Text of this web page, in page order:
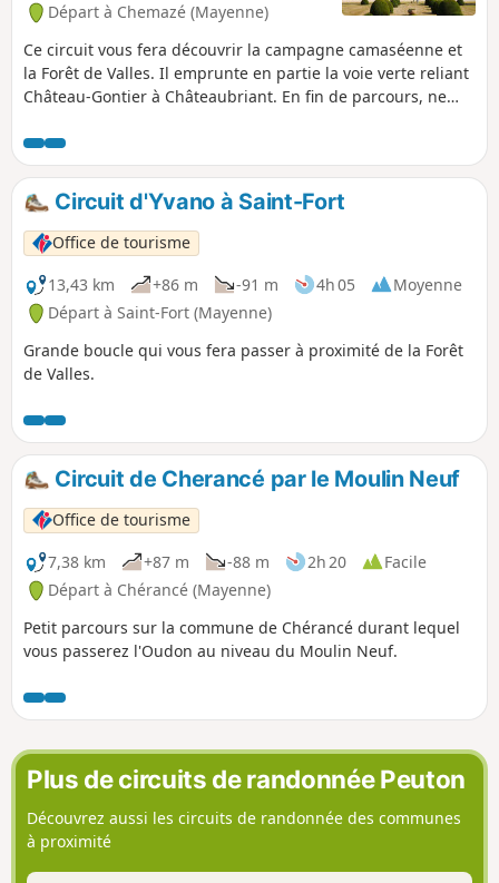
Départ à Chemazé (Mayenne)
Ce circuit vous fera découvrir la campagne camaséenne et
la Forêt de Valles. Il emprunte en partie la voie verte reliant
Château-Gontier à Châteaubriant. En fin de parcours, ne
Circuit d'Yvano à Saint-Fort
Office de tourisme
13,43 km
+86 m -91 m 4h 05
Moyenne
Départ à Saint-Fort (Mayenne)
Grande boucle qui vous fera passer à proximité de la Forêt
de Valles.
Circuit de Cherancé par le Moulin Neuf
Office de tourisme
7,38 km
+87 m -88 m 2h 20
Facile
Départ à Chérancé (Mayenne)
Petit parcours sur la commune de Chérancé durant lequel
vous passerez l'Oudon au niveau du Moulin Neuf.
Plus de circuits de randonnée Peuton
Découvrez aussi les circuits de randonnée des communes
à proximité